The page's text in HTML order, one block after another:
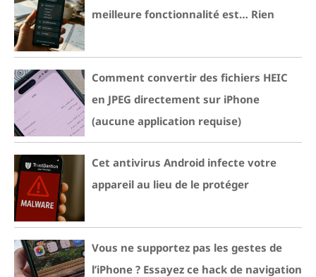
meilleure fonctionnalité est… Rien
Comment convertir des fichiers HEIC
en JPEG directement sur iPhone
(aucune application requise)
Cet antivirus Android infecte votre
appareil au lieu de le protéger
Vous ne supportez pas les gestes de
l’iPhone ? Essayez ce hack de navigation